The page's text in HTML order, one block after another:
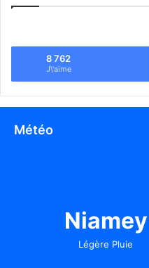
8 762
J\'aime
Météo
Niamey
Légère Pluie